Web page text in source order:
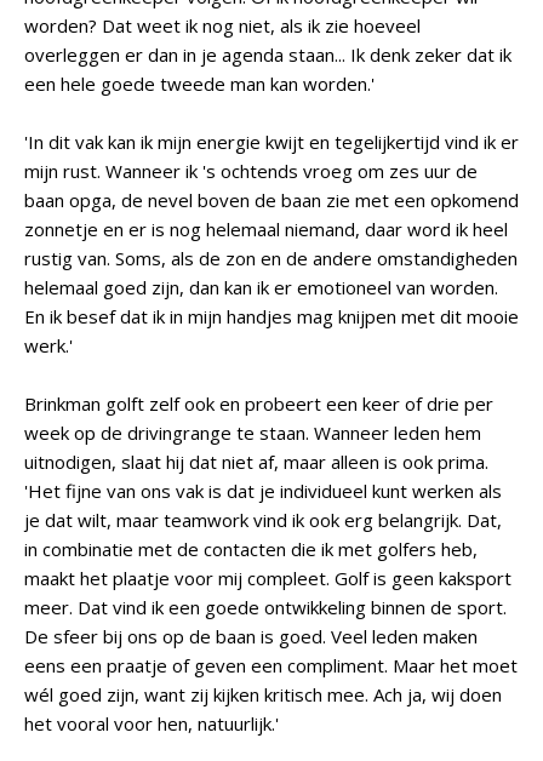
worden? Dat weet ik nog niet, als ik zie hoeveel
overleggen er dan in je agenda staan... Ik denk zeker dat ik
een hele goede tweede man kan worden.'
'In dit vak kan ik mijn energie kwijt en tegelijkertijd vind ik er
mijn rust. Wanneer ik 's ochtends vroeg om zes uur de
baan opga, de nevel boven de baan zie met een opkomend
zonnetje en er is nog helemaal niemand, daar word ik heel
rustig van. Soms, als de zon en de andere omstandigheden
helemaal goed zijn, dan kan ik er emotioneel van worden.
En ik besef dat ik in mijn handjes mag knijpen met dit mooie
werk.'
Brinkman golft zelf ook en probeert een keer of drie per
week op de drivingrange te staan. Wanneer leden hem
uitnodigen, slaat hij dat niet af, maar alleen is ook prima.
'Het fijne van ons vak is dat je individueel kunt werken als
je dat wilt, maar teamwork vind ik ook erg belangrijk. Dat,
in combinatie met de contacten die ik met golfers heb,
maakt het plaatje voor mij compleet. Golf is geen kaksport
meer. Dat vind ik een goede ontwikkeling binnen de sport.
De sfeer bij ons op de baan is goed. Veel leden maken
eens een praatje of geven een compliment. Maar het moet
wél goed zijn, want zij kijken kritisch mee. Ach ja, wij doen
het vooral voor hen, natuurlijk.'